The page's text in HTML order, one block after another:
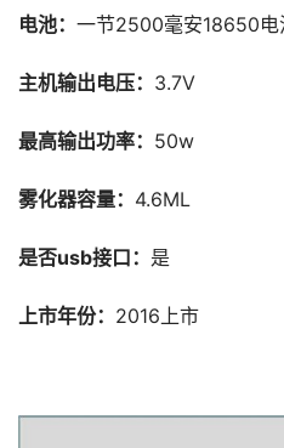
电池： 一节2500毫安18650电
主机输出电压： 3.7V
最高输出功率： 50w
雾化器容量： 4.6ML
是否usb接口： 是
上市年份： 2016上市